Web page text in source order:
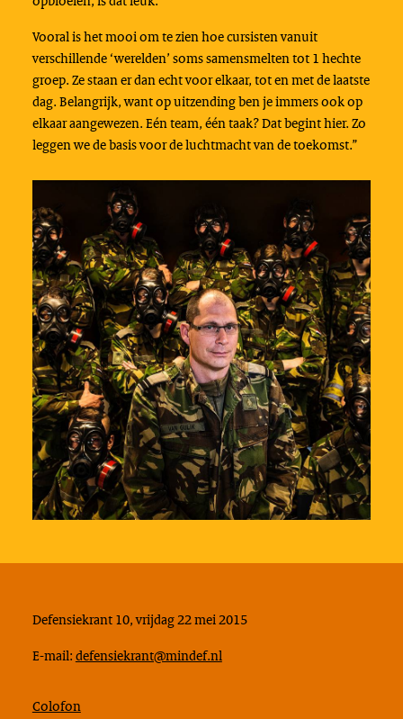
Vooral is het mooi om te zien hoe cursisten vanuit
verschillende ‘werelden’ soms samensmelten tot 1 hechte
groep. Ze staan er dan echt voor elkaar, tot en met de laatste
dag. Belangrijk, want op uitzending ben je immers ook op
elkaar aangewezen. Eén team, één taak? Dat begint hier. Zo
leggen we de basis voor de luchtmacht van de toekomst.”
Defensiekrant 10, vrijdag 22 mei 2015
E-mail: defensiekrant@mindef.nl
Colofon